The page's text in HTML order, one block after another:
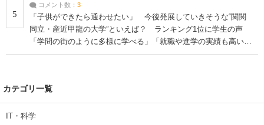
5
コメント数： 3
「子供ができたら通わせたい」 今後発展していきそうな“関関
同立・産近甲龍の大学”といえば？ ランキング1位に学生の声
「学問の街のように多様に学べる」「就職や進学の実績も高い」
| 大学 ねとらぼリサーチ
カテゴリ一覧
IT・科学